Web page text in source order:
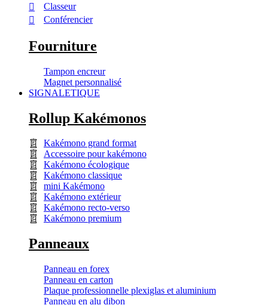
Classeur
Conférencier
Fourniture
Tampon encreur
Magnet personnalisé
SIGNALETIQUE
Rollup Kakémonos
Kakémono grand format
Accessoire pour kakémono
Kakémono écologique
Kakémono classique
mini Kakémono
Kakémono extérieur
Kakémono recto-verso
Kakémono premium
Panneaux
Panneau en forex
Panneau en carton
Plaque professionnelle plexiglas et aluminium
Panneau en alu dibon